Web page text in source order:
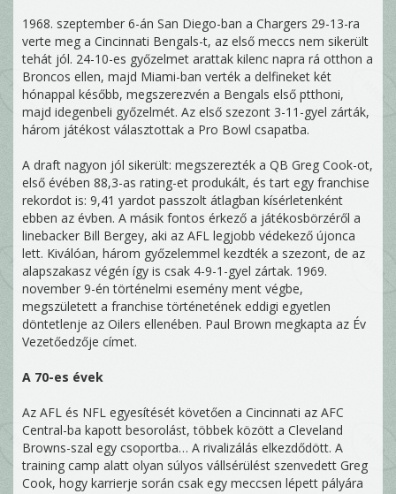
1968. szeptember 6-án San Diego-ban a Chargers 29-13-ra
verte meg a Cincinnati Bengals-t, az első meccs nem sikerült
tehát jól. 24-10-es győzelmet arattak kilenc napra rá otthon a
Broncos ellen, majd Miami-ban verték a delfineket két
hónappal később, megszerezvén a Bengals első ptthoni,
majd idegenbeli győzelmét. Az első szezont 3-11-gyel zárták,
három játékost választottak a Pro Bowl csapatba.
A draft nagyon jól sikerült: megszerezték a QB Greg Cook-ot,
első évében 88,3-as rating-et produkált, és tart egy franchise
rekordot is: 9,41 yardot passzolt átlagban kísérletenként
ebben az évben. A másik fontos érkező a játékosbörzéről a
linebacker Bill Bergey, aki az AFL legjobb védekező újonca
lett. Kiválóan, három győzelemmel kezdték a szezont, de az
alapszakasz végén így is csak 4-9-1-gyel zártak. 1969.
november 9-én történelmi esemény ment végbe,
megszületett a franchise történetének eddigi egyetlen
döntetlenje az Oilers ellenében. Paul Brown megkapta az Év
Vezetőedzője címet.
A 70-es évek
Az AFL és NFL egyesítését követően a Cincinnati az AFC
Central-ba kapott besorolást, többek között a Cleveland
Browns-szal egy csoportba… A rivalizálás elkezdődött. A
training camp alatt olyan súlyos vállsérülést szenvedett Greg
Cook, hogy karrierje során csak egy meccsen lépett pályára